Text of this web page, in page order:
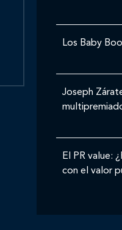
Los Baby
Joseph
El PR value:
con el valor